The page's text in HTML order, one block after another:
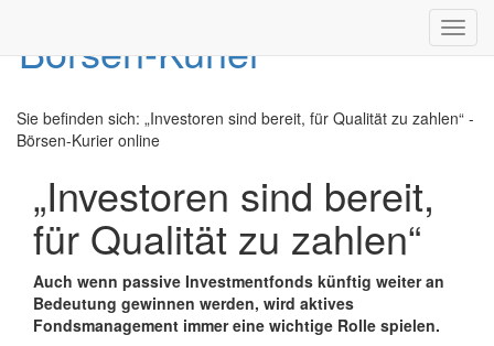
Sie befinden sich: „Investoren sind bereit, für Qualität zu zahlen“ -
Börsen-Kurier online
„Investoren sind bereit,
für Qualität zu zahlen“
Auch wenn passive Investmentfonds künftig weiter an
Bedeutung gewinnen werden, wird aktives
Fondsmanagement immer eine wichtige Rolle spielen.